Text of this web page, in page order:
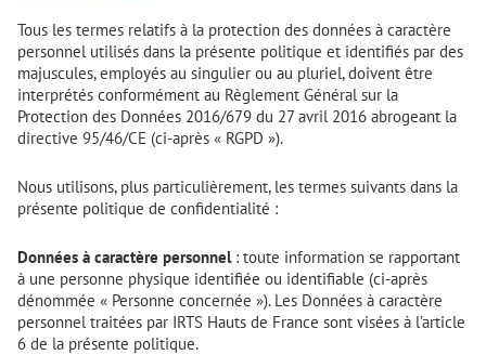
Tous les termes relatifs à la protection des données à caractère
personnel utilisés dans la présente politique et identifiés par des
majuscules, employés au singulier ou au pluriel, doivent être
interprétés conformément au Règlement Général sur la
Protection des Données 2016/679 du 27 avril 2016 abrogeant la
directive 95/46/CE (ci-après « RGPD »).
Nous utilisons, plus particulièrement, les termes suivants dans la
présente politique de confidentialité :
Données à caractère personnel: toute information se rapportant
à une personne physique identifiée ou identifiable (ci-après
dénommée « Personne concernée »). Les Données à caractère
personnel traitées par IRTS Hauts de France sont visées à l’article
6 de la présente politique.